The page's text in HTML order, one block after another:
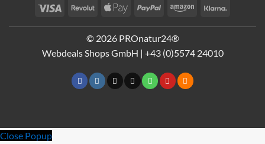
Visa RevolutApple
PayPal Amazon
© 2026 PROnatur24®
Webdeals Shops GmbH | +43 (0)5574 24010
Close Popup